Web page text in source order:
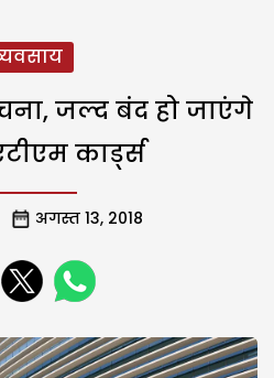
जल्द बंद हो जाएंगे
कार्ड्स
अगस्त 13, 2018